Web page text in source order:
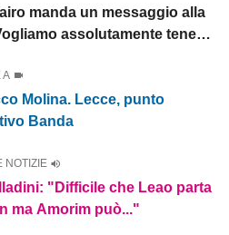
manda un messaggio alla
assolutamente tenere
A
Molina. Lecce, punto
Banda
NOTIZIE
"Difficile che Leao parta
ma Amorim può..."